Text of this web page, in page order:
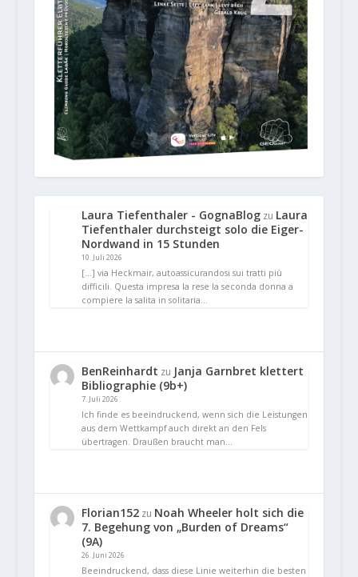
Laura Tiefenthaler - GognaBlogzu Laura
Tiefenthaler durchsteigt solo die Eiger-
Nordwand in 15 Stunden
10. Juli 2026
[…] via Heckmair, autoassicurandosi sui tratti più
difficili. Questa impresa la rese la seconda donna a
compiere la salita in solitaria…
BenReinhardt zu Janja Garnbret klettert
Bibliographie (9b+)
7. Juli 2026
Ich finde es beeindruckend, wenn sich die Leistungen
aus dem Wettkampf auch direkt an den Fels
übertragen. Draußen braucht man…
Florian152zu Noah Wheeler holt sich die
7. Begehung von „Burden of Dreams“
(9A)
26. Juni 2026
Beeindruckend, dass diese Linie weiterhin die besten